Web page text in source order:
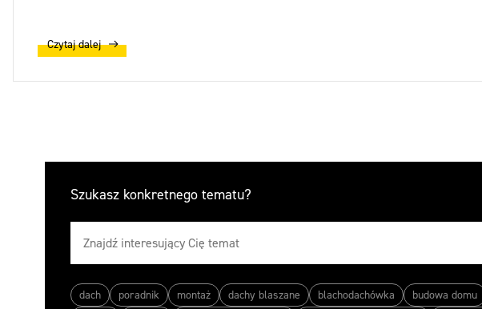
Czytaj dalej
Szukasz konkretnego tematu?
dach poradnik montaż dachy blaszane blachodachówka budowa domu